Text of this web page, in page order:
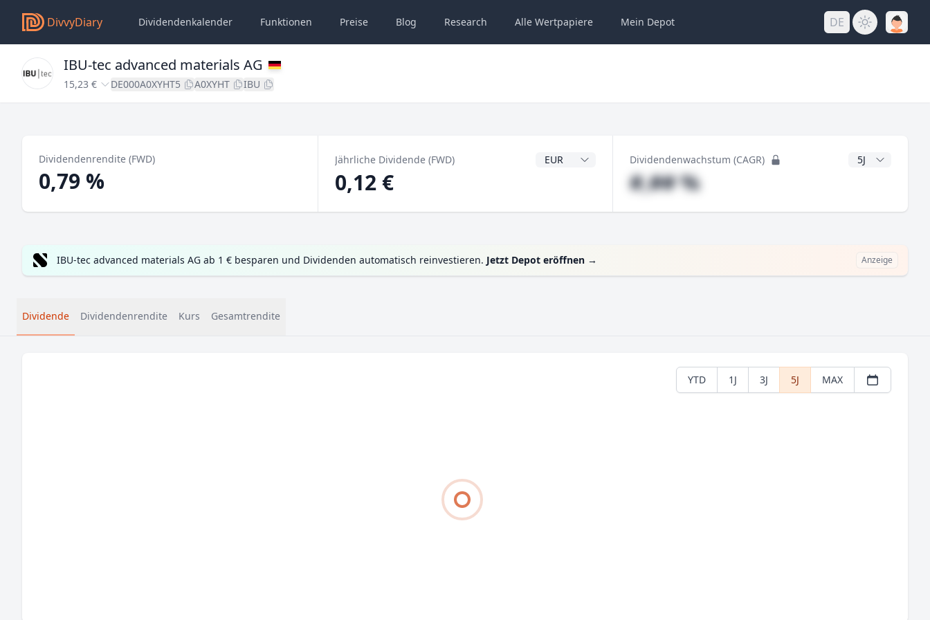
DivvyDiary Dividendenkalender Funktionen Preise Blog Research Alle Wertpapiere Mein Depot DE
IBU-tec advanced materials AG
15,23 € DE000A0XYHT5 A0XYHT IBU
Dividendenrendite (FWD)
0,79 %
Jährliche Dividende (FWD) Dividendenwährung
0,12 €
Dividendenwachstum (CAGR) CAGR Jahre
#,## %
IBU-tec advanced materials AG ab 1 € besparen und Dividenden automatisch reinvestieren. Jetzt Depot eröffnen → Anzeige
Dividende Dividendenrendite Kurs Gesamtrendite
YTD 1J 3J 5J MAX